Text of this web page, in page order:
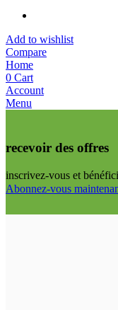
Add to wishlist
Compare
Home
0 Cart
Account
Menu
recevoir des offres
inscrivez-vous et
Abonnez-vous